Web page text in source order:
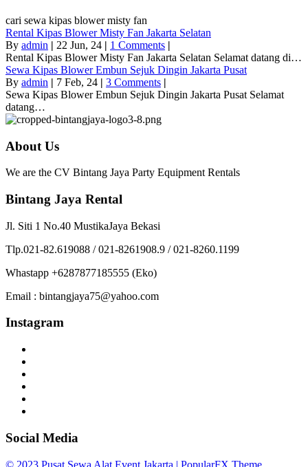
cari sewa kipas blower misty fan
Rental Kipas Blower Misty Fan Jakarta Selatan
By admin | 22 Jun, 24 | 1 Comments |
Rental Kipas Blower Misty Fan Jakarta Selatan Selamat datang di…
Sewa Kipas Blower Embun Sejuk Dingin Jakarta Pusat
By admin | 7 Feb, 24 | 3 Comments |
Sewa Kipas Blower Embun Sejuk Dingin Jakarta Pusat Selamat
datang…
About Us
We are the CV Bintang Jaya Party Equipment Rentals
Bintang Jaya Rental
Jl. Siti 1 No.40 MustikaJaya Bekasi
Tlp.021-82.619088 / 021-8261908.9 / 021-8260.1199
Whastapp +6287877185555 (Eko)
Email : bintangjaya75@yahoo.com
Instagram
Social Media
© 2023 Pusat Sewa Alat Event Jakarta | PopularFX Theme